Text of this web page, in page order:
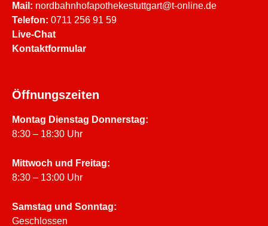
entsperren
Mail: nordbahnhofapothekestuttgart@t-online.de
Telefon: 0711 256 91 59
Live-Chat
Kontaktformular
Öffnungszeiten
Montag Dienstag Donnerstag:
8:30 – 18:30 Uhr
Mittwoch und Freitag:
8:30 – 13:00 Uhr
Samstag und Sonntag:
Geschlossen